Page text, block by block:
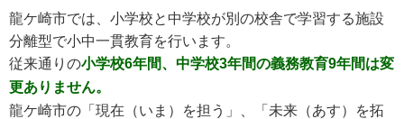
龍ケ崎市では、小学校と中学校が別の校舎で学習する施設
分離型で小中一貫教育を行います。
従来通りの小学校6年間、中学校3年間の義務教育9年間は変
更ありません。
龍ケ崎市の「現在（いま）を担う」、「未来（あす）を拓